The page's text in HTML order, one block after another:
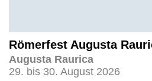
Römerfest Augusta
Augusta Raurica
29. bis 30. August 2026